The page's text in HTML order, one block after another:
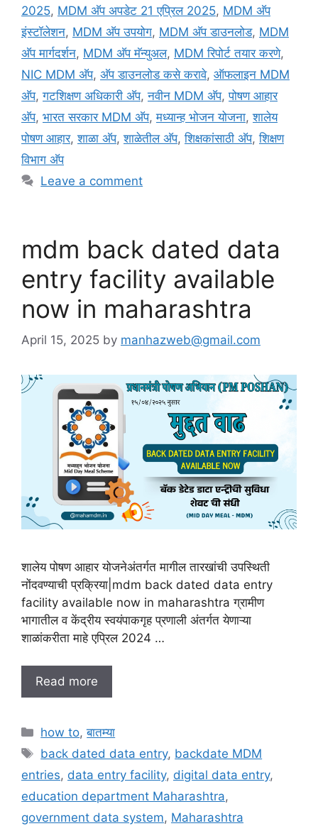
g
o
r
i
s
s
2025, MDM अ‍ॅप अपडेट 21 एप्रिल 2025, MDM अ‍ॅप
इंस्टॉलेशन, MDM अ‍ॅप उपयोग, MDM अ‍ॅप डाउनलोड, MDM
अ‍ॅप मार्गदर्शन, MDM अ‍ॅप मॅन्युअल, MDM रिपोर्ट तयार करणे,
NIC MDM अ‍ॅप, अ‍ॅप डाउनलोड कसे करावे, ऑफलाइन MDM
अ‍ॅप,गटशिक्षण अधिकारी अ‍ॅप,नवीन MDM अ‍ॅप,पोषण आहार
अ‍ॅप, भारत सरकार MDM अ‍ॅप,मध्यान्ह भोजन योजना,शालेय
पोषण आहार,शाळा अ‍ॅप,शाळेतील अ‍ॅप,शिक्षकांसाठी अ‍ॅप,शिक्षण
विभाग अ‍ॅप
Leave a comment
mdm back dated data
entry facility available
now in maharashtra
April 15, 2025 by manhazweb@gmail.com
शालेय पोषण आहार योजनेअंतर्गत मागील तारखांची उपस्थिती
नोंदवण्याची प्रक्रिया|mdm back dated data entry
facility available now in maharashtra ग्रामीण
भागातील व केंद्रीय स्वयंपाकगृह प्रणाली अंतर्गत येणाऱ्या
शाळांकरीता माहे एप्रिल 2024 …
Read more
C
a
e
g
o
how to,बातम्या
T
a
s
back dated data entry, backdate MDM
entries, data entry facility, digital data entry,
education department Maharashtra,
government data system, Maharashtra